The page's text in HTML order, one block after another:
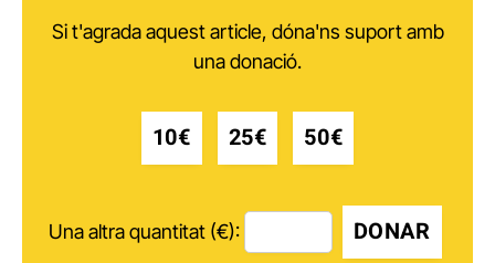
Si t'agrada aquest article, dóna'ns suport amb
una donació.
10€ 25€ 50€
Una altra quantitat (€): DONAR